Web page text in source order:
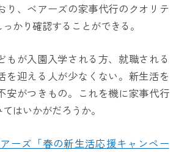
り、ベアーズの家事代行のクオリテ
かり確認することができる。
もが入園入学される方、就職される
を迎える人が少なくない。新生活を
安がつきもの。これを機に家事代行
はいかがだろうか。
ーズ「春の新生活応援キャンペー